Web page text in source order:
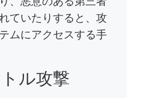
ていたりすると、攻
ムにアクセスする手
ル攻撃